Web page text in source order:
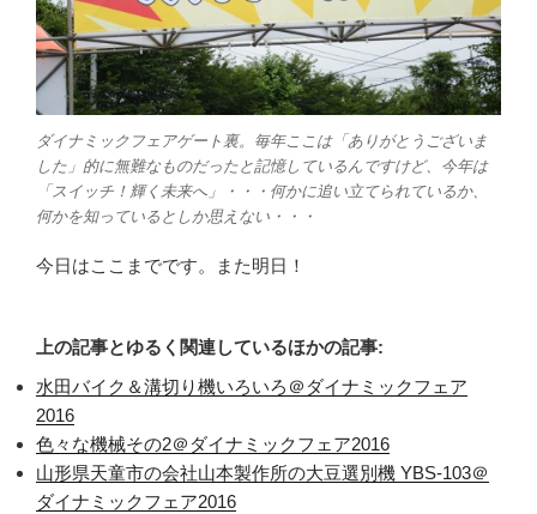
ダイナミックフェアゲート裏。毎年ここは「ありがとうございま
した」的に無難なものだったと記憶しているんですけど、今年は
「スイッチ！輝く未来へ」・・・何かに追い立てられているか、
何かを知っているとしか思えない・・・
今日はここまでです。また明日！
上の記事とゆるく関連しているほかの記事:
水田バイク＆溝切り機いろいろ＠ダイナミックフェア
2016
色々な機械その2＠ダイナミックフェア2016
山形県天童市の会社山本製作所の大豆選別機 YBS-103＠
ダイナミックフェア2016